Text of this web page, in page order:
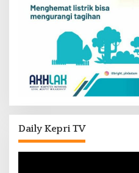
Daily Kepri TV